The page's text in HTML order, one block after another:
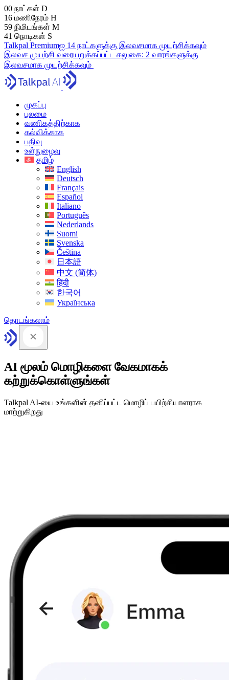
00 நாட்கள் D
16 மணிநேரம் H
59 நிமிடங்கள் M
40 நொடிகள் S
Talkpal Premiumஐ 14 நாட்களுக்கு இலவசமாக முயற்சிக்கவும்
இலவச முயற்சி வரையறுக்கப்பட்ட சலுகை: 2 வாரங்களுக்கு
இலவசமாக முயற்சிக்கவும்
முகப்பு
புலமை
வணிகத்திற்காக
கல்விக்காக
பதிவு
உள்நுழைவு
தமிழ்
English
Deutsch
Français
Español
Italiano
Português
Nederlands
Suomi
Svenska
Čeština
日本語
中文 (简体)
हिंदी
한국어
Українська
தொடங்கலாம்
AI மூலம் மொழிகளை வேகமாகக்
கற்றுக்கொள்ளுங்கள்
Talkpal AI-யை உங்களின் தனிப்பட்ட மொழிப் பயிற்சியாளராக
மாற்றுகிறது